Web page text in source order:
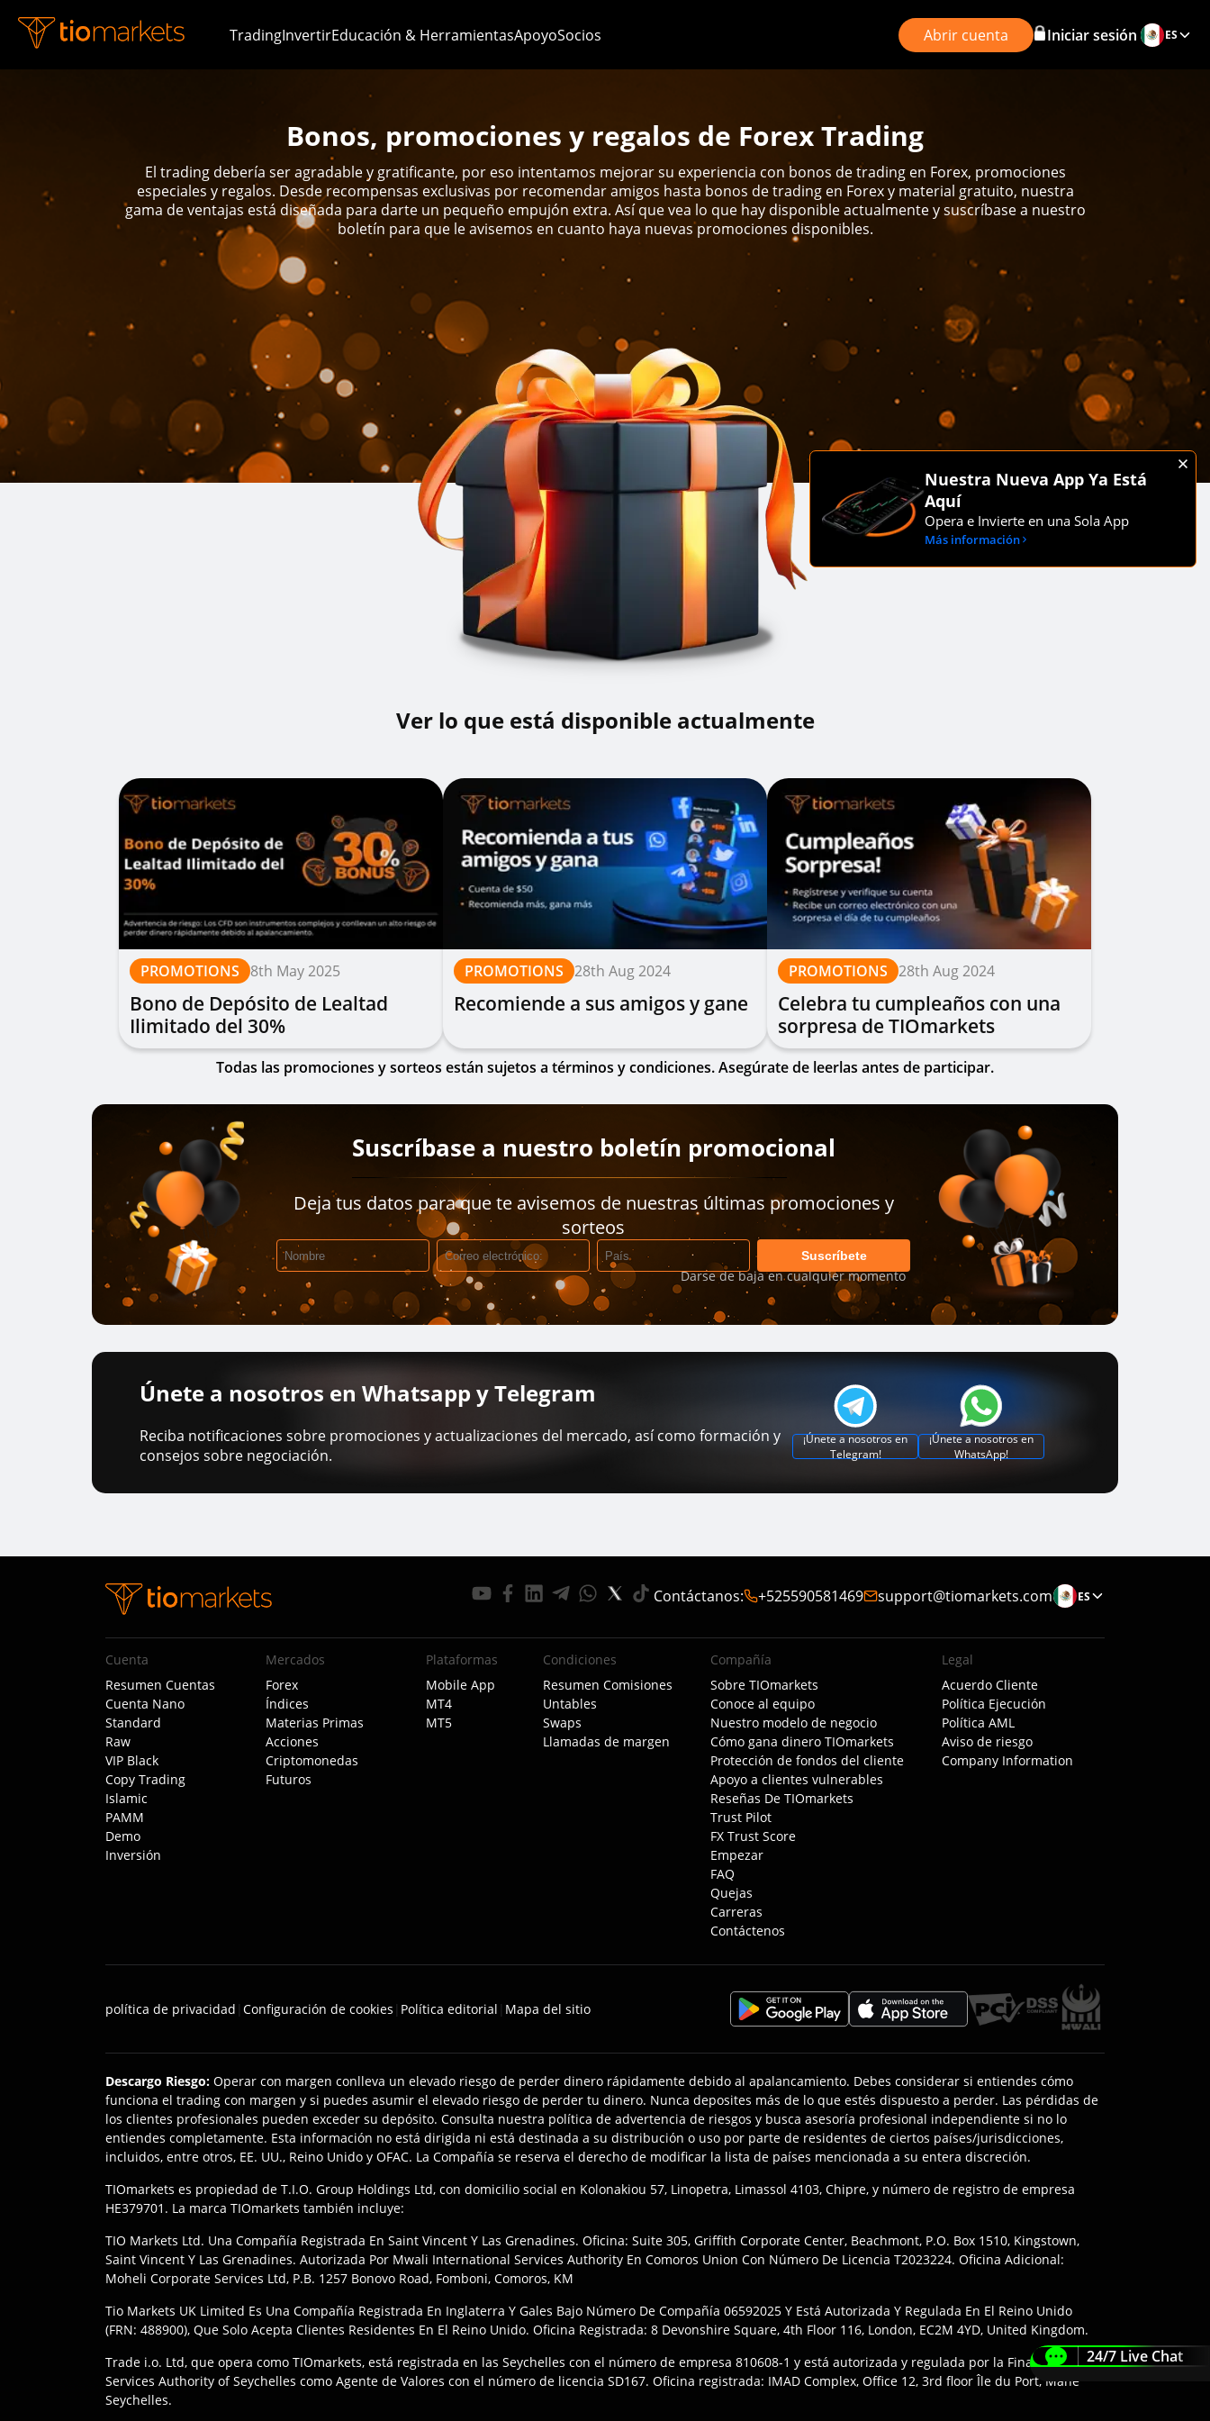
TradingInvertirEducación & HerramientasApoyoSocios Abrir cuenta Iniciar sesión ES
Bonos, promociones y regalos de Forex Trading
El trading debería ser agradable y gratificante, por eso intentamos mejorar su experiencia con bonos de trading en Forex, promociones
especiales y regalos. Desde recompensas exclusivas por recomendar amigos hasta bonos de trading en Forex y material gratuito, nuestra
gama de ventajas está diseñada para darte un pequeño empujón extra. Así que vea lo que hay disponible actualmente y suscríbase a nuestro
boletín para que le avisemos en cuanto haya nuevas promociones disponibles.
Ver lo que está disponible actualmente
PROMOTIONS 8th May 2025
Bono de Depósito de Lealtad
Ilimitado del 30%
PROMOTIONS 28th Aug 2024
Recomiende a sus amigos y gane
PROMOTIONS 28th Aug 2024
Celebra tu cumpleaños con una
sorpresa de TIOmarkets
Todas las promociones y sorteos están sujetos a términos y condiciones. Asegúrate de leerlas antes de participar.
Suscríbase a nuestro boletín promocional
Deja tus datos para que te avisemos de nuestras últimas promociones y
sorteos
Suscríbete
Darse de baja en cualquier momento
Únete a nosotros en Whatsapp y Telegram
Reciba notificaciones sobre promociones y actualizaciones del mercado, así como formación y
consejos sobre negociación.
¡Únete a nosotros en
Telegram!
¡Únete a nosotros en
WhatsApp!
Nuestra Nueva App Ya Está
Aquí
Opera e Invierte en una Sola App
Más información
Contáctanos: +525590581469 support@tiomarkets.com ES
Cuenta
Resumen Cuentas
Cuenta Nano
Standard
Raw
VIP Black
Copy Trading
Islamic
PAMM
Demo
Inversión
Mercados
Forex
Índices
Materias Primas
Acciones
Criptomonedas
Futuros
Plataformas
Mobile App
MT4
MT5
Condiciones
Resumen Comisiones
Untables
Swaps
Llamadas de margen
Compañía
Sobre TIOmarkets
Conoce al equipo
Nuestro modelo de negocio
Cómo gana dinero TIOmarkets
Protección de fondos del cliente
Apoyo a clientes vulnerables
Reseñas De TIOmarkets
Trust Pilot
FX Trust Score
Empezar
FAQ
Quejas
Carreras
Contáctenos
Legal
Acuerdo Cliente
Política Ejecución
Política AML
Aviso de riesgo
Company Information
política de privacidad | Configuración de cookies | Política editorial | Mapa del sitio
Descargo Riesgo: Operar con margen conlleva un elevado riesgo de perder dinero rápidamente debido al apalancamiento. Debes considerar si entiendes cómo
funciona el trading con margen y si puedes asumir el elevado riesgo de perder tu dinero. Nunca deposites más de lo que estés dispuesto a perder. Las pérdidas de
los clientes profesionales pueden exceder su depósito. Consulta nuestra política de advertencia de riesgos y busca asesoría profesional independiente si no lo
entiendes completamente. Esta información no está dirigida ni está destinada a su distribución o uso por parte de residentes de ciertos países/jurisdicciones,
incluidos, entre otros, EE. UU., Reino Unido y OFAC. La Compañía se reserva el derecho de modificar la lista de países mencionada a su entera discreción.
TIOmarkets es propiedad de T.I.O. Group Holdings Ltd, con domicilio social en Kolonakiou 57, Linopetra, Limassol 4103, Chipre, y número de registro de empresa
HE379701. La marca TIOmarkets también incluye:
TIO Markets Ltd. Una Compañía Registrada En Saint Vincent Y Las Grenadines. Oficina: Suite 305, Griffith Corporate Center, Beachmont, P.O. Box 1510, Kingstown,
Saint Vincent Y Las Grenadines. Autorizada Por Mwali International Services Authority En Comoros Union Con Número De Licencia T2023224. Oficina Adicional:
Moheli Corporate Services Ltd, P.B. 1257 Bonovo Road, Fomboni, Comoros, KM
Tio Markets UK Limited Es Una Compañía Registrada En Inglaterra Y Gales Bajo Número De Compañía 06592025 Y Está Autorizada Y Regulada En El Reino Unido
(FRN: 488900), Que Solo Acepta Clientes Residentes En El Reino Unido. Oficina Registrada: 8 Devonshire Square, 4th Floor 116, London, EC2M 4YD, United Kingdom.
Trade i.o. Ltd, que opera como TIOmarkets, está registrada en las Seychelles con el número de empresa 810608-1 y está autorizada y regulada por la Financial
Services Authority of Seychelles como Agente de Valores con el número de licencia SD167. Oficina registrada: IMAD Complex, Office 12, 3rd floor Île du Port, Mahe
Seychelles.
24/7 Live Chat